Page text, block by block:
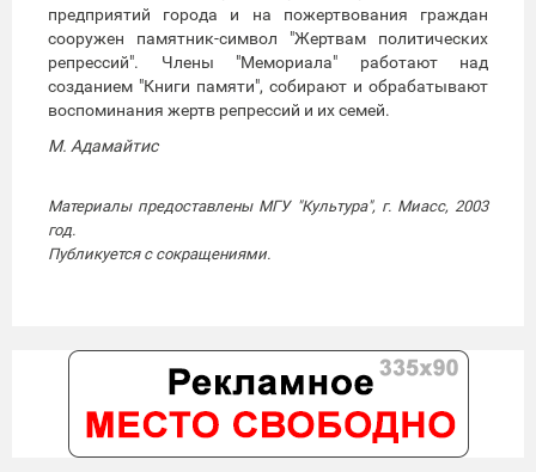
предприятий города и на пожертвования граждан
сооружен памятник-символ "Жертвам политических
репрессий". Члены "Мемориала" работают над
созданием "Книги памяти", собирают и обрабатывают
воспоминания жертв репрессий и их семей.
М. Адамайтис
Материалы предоставлены МГУ "Культура", г. Миасс, 2003
год.
Публикуется с сокращениями.